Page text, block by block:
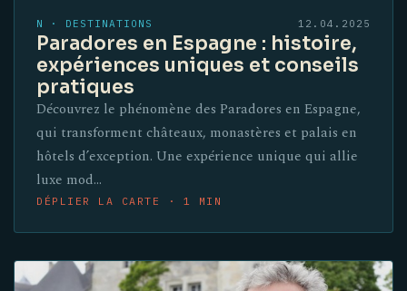
N · DESTINATIONS 12.04.2025
Paradores en Espagne : histoire,
expériences uniques et conseils
pratiques
Découvrez le phénomène des Paradores en Espagne,
qui transforment châteaux, monastères et palais en
hôtels d’exception. Une expérience unique qui allie
luxe mod…
DÉPLIER LA CARTE · 1 MIN